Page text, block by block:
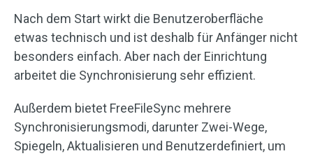
Nach dem Start wirkt die Benutzeroberfläche
etwas technisch und ist deshalb für Anfänger nicht
besonders einfach. Aber nach der Einrichtung
arbeitet die Synchronisierung sehr effizient.
Außerdem bietet FreeFileSync mehrere
Synchronisierungsmodi, darunter Zwei-Wege,
Spiegeln, Aktualisieren und Benutzerdefiniert, um